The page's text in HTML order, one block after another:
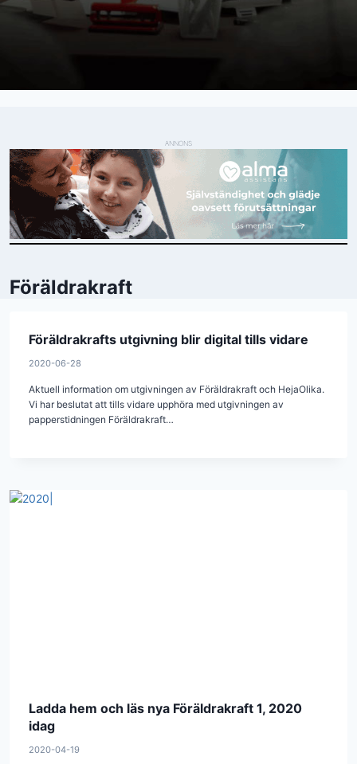
ANNONS
Föräldrakraft
Föräldrakrafts utgivning blir digital tills vidare
2020-06-28
Aktuell information om utgivningen av Föräldrakraft och HejaOlika.
Vi har beslutat att tills vidare upphöra med utgivningen av
papperstidningen Föräldrakraft…
Ladda hem och läs nya Föräldrakraft 1, 2020
idag
2020-04-19